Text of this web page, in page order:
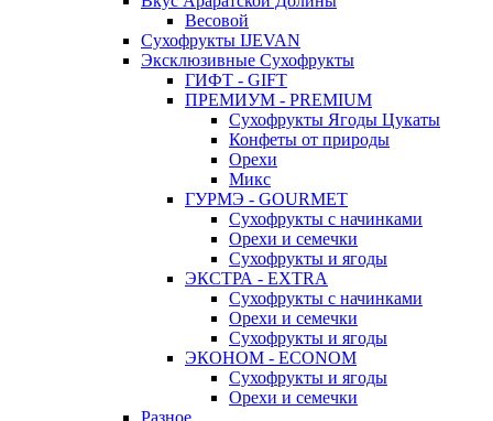
Весовой
Сухофрукты IJEVAN
Эксклюзивные Сухофрукты
ГИФТ - GIFT
ПРЕМИУМ - PREMIUM
Сухофрукты Ягоды Цукаты
Конфеты от природы
Орехи
Микс
ГУРМЭ - GOURMET
Сухофрукты с начинками
Орехи и семечки
Сухофрукты и ягоды
ЭКСТРА - EXTRA
Сухофрукты с начинками
Орехи и семечки
Сухофрукты и ягоды
ЭКОНОМ - ECONOM
Сухофрукты и ягоды
Орехи и семечки
Разное